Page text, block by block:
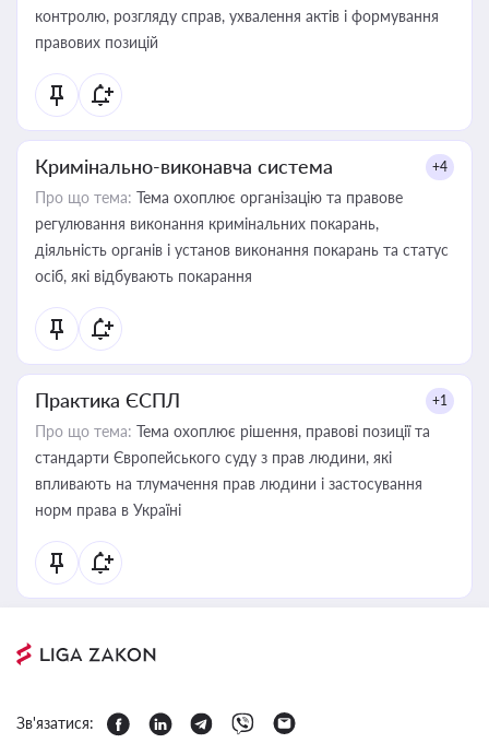
контролю, розгляду справ, ухвалення актів і формування
правових позицій
Кримінально-виконавча система +4
Про що тема: Тема охоплює організацію та правове
регулювання виконання кримінальних покарань,
діяльність органів і установ виконання покарань та статус
осіб, які відбувають покарання
Практика ЄСПЛ +1
Про що тема: Тема охоплює рішення, правові позиції та
стандарти Європейського суду з прав людини, які
впливають на тлумачення прав людини і застосування
норм права в Україні
Зв'язатися: